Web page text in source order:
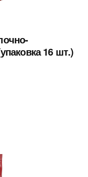
16 шт.)